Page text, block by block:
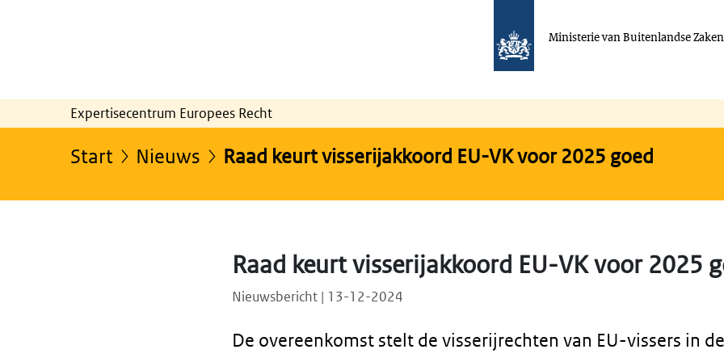
Ministerie van Buitenlandse Zaken
Expertisecentrum Europees Recht
Start Nieuws Raad keurt visserijakkoord EU-VK voor 2025 goed
Raad keurt visserijakkoord EU-VK voor 2025
Nieuwsbericht | 13-12-2024
De overeenkomst stelt de visserijrechten van EU-vissers in